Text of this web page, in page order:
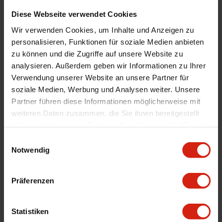
Diese Webseite verwendet Cookies
Wir verwenden Cookies, um Inhalte und Anzeigen zu
personalisieren, Funktionen für soziale Medien anbieten
zu können und die Zugriffe auf unsere Website zu
analysieren. Außerdem geben wir Informationen zu Ihrer
Verwendung unserer Website an unsere Partner für
soziale Medien, Werbung und Analysen weiter. Unsere
Partner führen diese Informationen möglicherweise mit
weiteren Daten zusammen, die Sie ihnen bereitgestellt
Notwendig
Präferenzen
Statistiken
Felgendurchmesser
20 Zoll
Felgenbreite
9.5J
Eindpresstiefe
ET51
Lochkreis
Center Lock
finale Farbe
Orange
Menge
1 Stück
Material
Details